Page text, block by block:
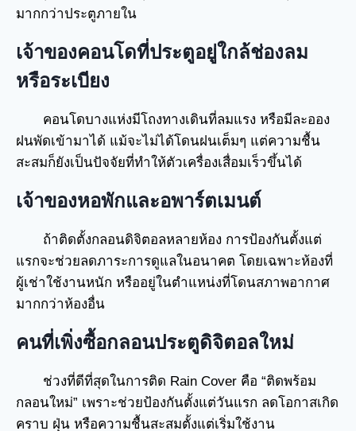
มากกว่าประตูภายใน
เจ้าของคอนโดที่ประตูอยู่ใกล้ช่องลม
หรือระเบียง
คอนโดบางแห่งมีโถงทางเดินที่ลมแรง หรือมีละออง
ฝนพัดเข้ามาได้ แม้จะไม่ได้โดนฝนเต็มๆ แต่ความชื้น
สะสมก็ยังเป็นปัจจัยที่ทำให้ตัวเครื่องเสื่อมเร็วขึ้นได้
เจ้าของหอพักและอพาร์ตเมนต์
ถ้าติดตั้งกลอนดิจิตอลหลายห้อง การป้องกันตั้งแต่
แรกจะช่วยลดภาระการดูแลในอนาคต โดยเฉพาะห้องที่
ผู้เช่าใช้งานหนัก หรืออยู่ในตำแหน่งที่โดนสภาพอากาศ
มากกว่าห้องอื่น
คนที่เพิ่งซื้อกลอนประตูดิจิตอลใหม่
ช่วงที่ดีที่สุดในการติด Rain Cover คือ “ติดพร้อม
กลอนใหม่” เพราะช่วยป้องกันตั้งแต่วันแรก ลดโอกาสเกิด
คราบ ฝุ่น หรือความชื้นสะสมตั้งแต่เริ่มใช้งาน